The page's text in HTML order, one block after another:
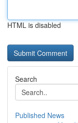
HTML is disabled
Search
Published News